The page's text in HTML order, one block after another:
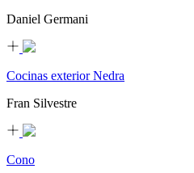
Daniel Germani
Cocinas exterior Nedra
Fran Silvestre
Cono